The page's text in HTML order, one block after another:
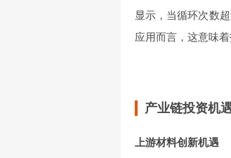
显示，当循环次数
应用而言，这意味
产业链投资机
上游材料创新机遇